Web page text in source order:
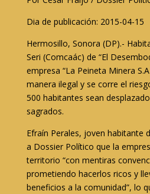
Dia de publicación: 2015-04-15
Hermosillo, Sonora (DP).-
Seri (Comcaác) de “El
empresa “La Peineta Minera
manera ilegal y se corre el
500 habitantes sean
sagrados.
Efraín Perales, joven habitante
a Dossier Político que la
territorio “con mentiras
prometiendo hacerlos ricos y
beneficios a la comunidad”, lo